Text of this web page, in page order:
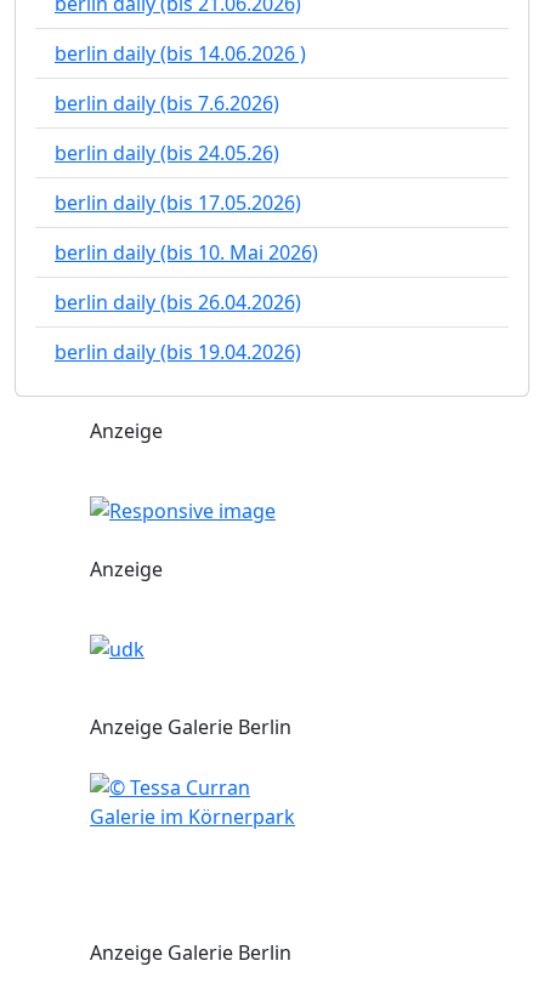
berlin daily (bis 14.06.2026 )
berlin daily (bis 7.6.2026)
berlin daily (bis 24.05.26)
berlin daily (bis 17.05.2026)
berlin daily (bis 10. Mai 2026)
berlin daily (bis 26.04.2026)
berlin daily (bis 19.04.2026)
Anzeige
Anzeige
Anzeige Galerie Berlin
Galerie im Körnerpark
Anzeige Galerie Berlin